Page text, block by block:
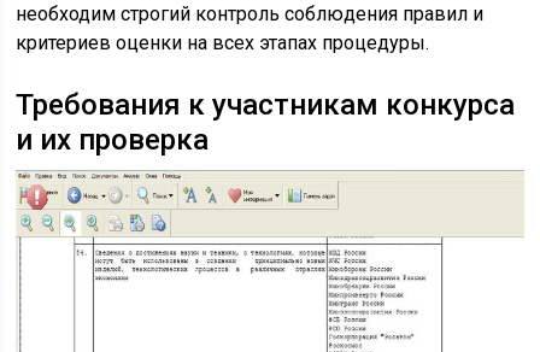
необходим строгий контроль соблюдения правил и
критериев оценки на всех этапах процедуры.
Требования к участникам конкурса
и их проверка